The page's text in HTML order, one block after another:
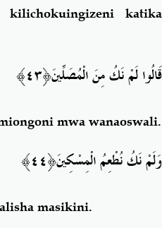
kilichokuingizeni katika
قَالُوا لَمْ نَكُ مِنَ الْمُصَلِّينَ﴿٤٣﴾
mwa wanaoswali.
وَلَمْ نَكُ نُطْعِمُ الْمِسْكِينَ﴿٤٤﴾
masikini.